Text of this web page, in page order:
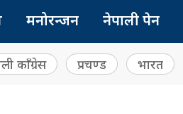
मनोरन्जन नेपाली पेन
काँग्रेस प्रचण्ड भारत